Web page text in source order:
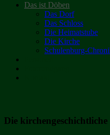
Das ist Döben
Das Dorf
Das Schloss
Die Heimatstube
Die Kirche
Schulenburg-
Die